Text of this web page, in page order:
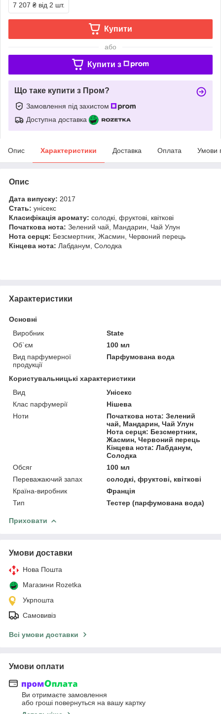
7 207 ₴ від 2 шт.
Купити
або
Купити з
Що таке купити з Пром?
Замовлення під захистом
Доступна доставка
Опис Характеристики Доставка Оплата Умови
Опис
Дата випуску: 2017
Стать: унісекс
Класифікація аромату: солодкі, фруктові, квіткові
Початкова нота: Зелений чай, Мандарин, Чай Улун
Нота серця: Безсмертник, Жасмин, Червоний перець
Кінцева нота: Лабданум, Солодка
Характеристики
Основні
Виробник
State
Об`єм
100 мл
Вид парфумерної
продукції
Парфумована вода
Користувальницькі характеристики
Вид
Унісекс
Клас парфумерії
Нішева
Ноти
Початкова нота: Зелений
чай, Мандарин, Чай Улун
Нота серця: Безсмертник,
Жасмин, Червоний перець
Кінцева нота: Лабданум,
Солодка
Обсяг
100 мл
Переважаючий запах
солодкі, фруктові, квіткові
Країна-виробник
Франція
Тип
Тестер (парфумована вода)
Приховати
Умови доставки
Нова Пошта
Магазини Rozetka
Укрпошта
Самовивіз
Всі умови доставки
Умови оплати
Ви отримаєте замовлення
або гроші повернуться на вашу картку